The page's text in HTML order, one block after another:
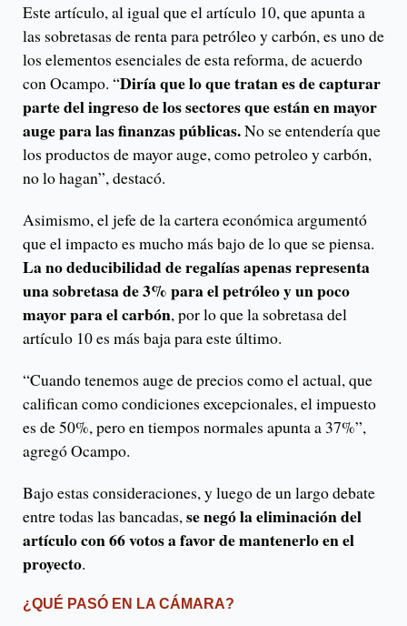
Este artículo, al igual que el artículo 10, que apunta a
las sobretasas de renta para petróleo y carbón, es uno de
los elementos esenciales de esta reforma, de acuerdo
con Ocampo. “Diría que lo que tratan es de capturar
parte del ingreso de los sectores que están en mayor
auge para las finanzas públicas.No se entendería que
los productos de mayor auge, como petroleo y carbón,
no lo hagan”, destacó.
Asimismo, el jefe de la cartera económica argumentó
que el impacto es mucho más bajo de lo que se piensa.
La no deducibilidad de regalías apenas representa
una sobretasa de 3% para el petróleo y un poco
mayor para el carbón, por lo que la sobretasa del
artículo 10 es más baja para este último.
“Cuando tenemos auge de precios como el actual, que
califican como condiciones excepcionales, el impuesto
es de 50%, pero en tiempos normales apunta a 37%”,
agregó Ocampo.
Bajo estas consideraciones, y luego de un largo debate
entre todas las bancadas,se negó la eliminación del
artículo con 66 votos a favor de mantenerlo en el
proyecto.
¿QUÉ PASÓ EN LA CÁMARA?